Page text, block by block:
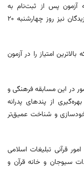
آزمون پس از ثبت‌نام به
شرکت‌کنندگان اطلاع‌رسانی می‌شود و اسامی برگزیدگان نیز روز چهارشنبه ۲۰
که بالاترین امتیاز را در آزمون
در این مسابقه فرهنگی و
از پندهای پدرانه
و شناخت عمیق‌تر
قرآنی تبلیغات اسلامی
سیوجان و خانه قرآن و